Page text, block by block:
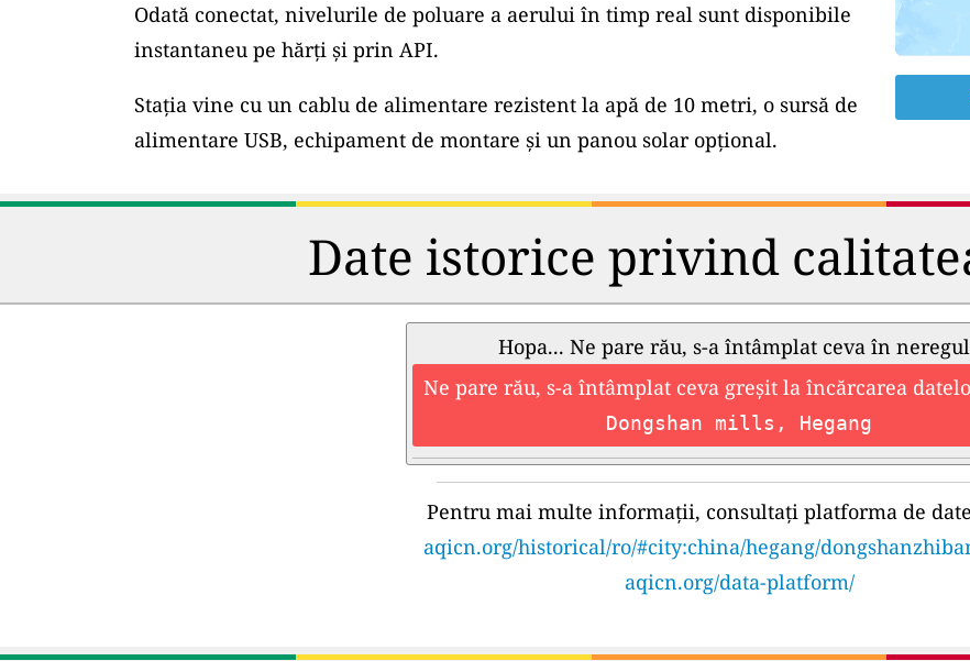
Odată conectat, nivelurile de poluare a aerului în timp real sunt disponibile
instantaneu pe hărți și prin API.
Stația vine cu un cablu de alimentare rezistent la apă de 10 metri, o sursă de
alimentare USB, echipament de montare și un panou solar opțional.
Date istorice privind
Hopa... Ne pare rău, s-a întâmplat ceva în
Ne pare rău, s-a întâmplat ceva greșit la încărcarea
Dongshan mills, Hegang
Pentru mai multe informații, consultați platforma de
aqicn.org/historical/ro/#city:china/hegang/
aqicn.org/data-platform/